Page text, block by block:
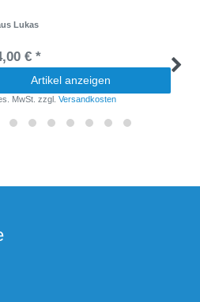
Lukas
€ *
Artikel anzeigen
MwSt. zzgl.Versandkosten